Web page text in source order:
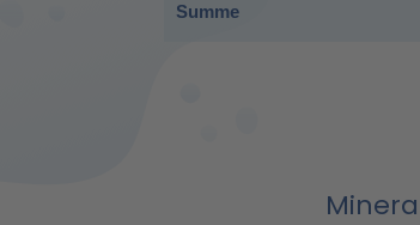
Summe